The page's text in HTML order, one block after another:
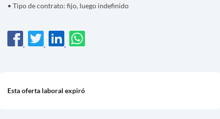
• Tipo de contrato: fijo, luego indefinido
Esta oferta laboral expiró